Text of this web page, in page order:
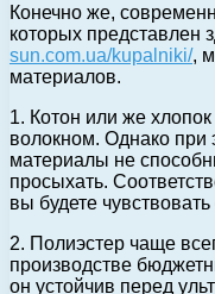
Конечно же,
которых представлен
sun.com.ua/kupalniki/,
материалов.
1. Котон или же
волокном. Однако при
материалы не
просыхать.
вы будете
2. Полиэстер чаще
производстве
он устойчив перед